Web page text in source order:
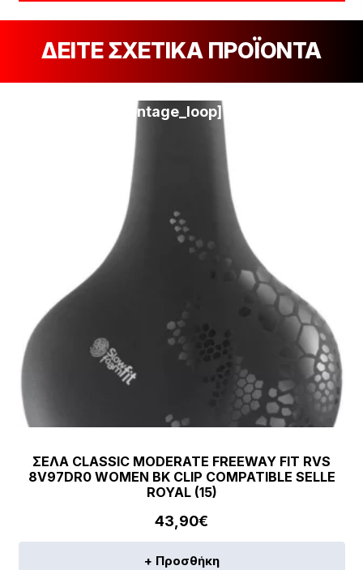
ΔΕΙΤΕ ΣΧΕΤΙΚΑ ΠΡΟΪΟΝΤΑ
[discount_percentage_loop]
ΣΕΛΑ CLASSIC MODERATE FREEWAY FIT RVS
8V97DR0 WOMEN BK CLIP COMPATIBLE SELLE
ROYAL (15)
43,90€
+ Προσθήκη